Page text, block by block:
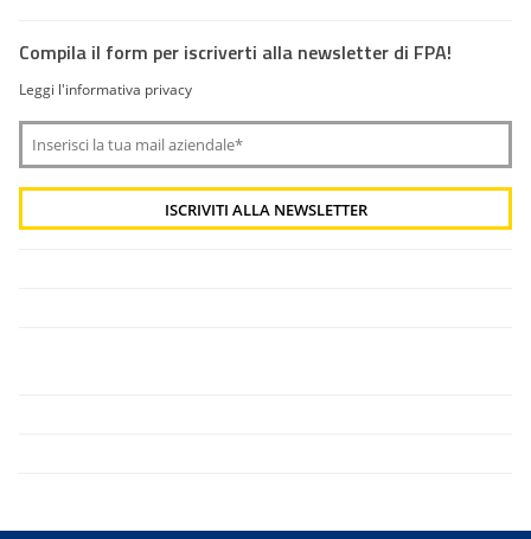
Compila il form per iscriverti alla newsletter di FPA!
Leggi l'informativa privacy